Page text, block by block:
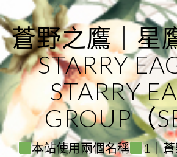
to
content
蒼野之鷹｜星
STARRY
STARRY
GROUP（
本站使用兩個名稱
1｜